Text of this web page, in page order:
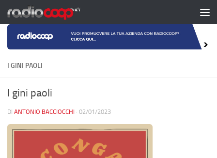
Salta al contenuto
I GINI PAOLI
I gini paoli
DI ANTONIO BACCIOCCHI · 02/01/2023